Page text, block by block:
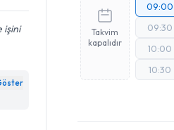
işini
Takvim
kapalıdır
09:00
09:30
10:00
10:30